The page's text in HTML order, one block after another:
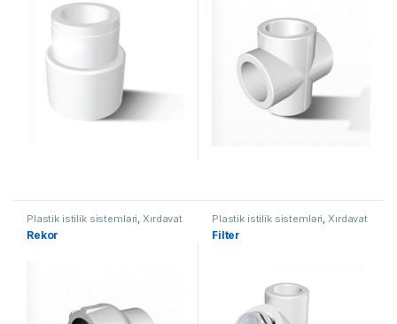
Plastik istilik sistemləri,Xırdavat
Rekor
Plastik istilik sistemləri,Xırdavat
Filter